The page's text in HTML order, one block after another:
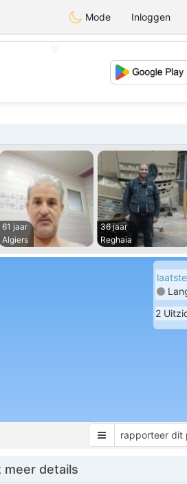
Mode Inloggen
61 jaar
Algiers
36 jaar
Reghaia
2
rapporteer dit
meer details